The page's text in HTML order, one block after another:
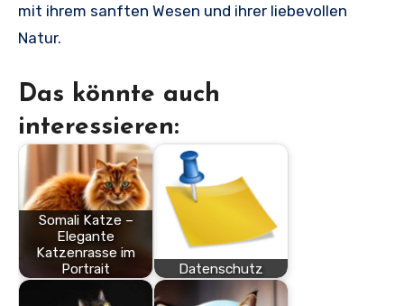
mit ihrem sanften Wesen und ihrer liebevollen
Natur.
Das könnte auch
interessieren:
Somali Katze –
Elegante
Katzenrasse im
Portrait
Datenschutz